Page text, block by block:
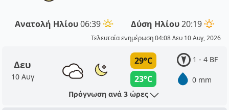
Ανατολή Ηλίου06:39 Δύση Ηλίου20:19
Τελευταία ενημέρωση 04:08 Δευ 10 Αυγ, 2026
Δευ
10 Αυγ
29°C
23°C
1 - 4 BF
0 mm
Πρόγνωση ανά 3 ώρες